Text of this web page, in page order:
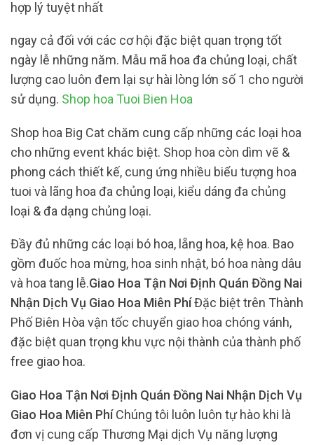
hợp lý tuyệt nhất
ngay cả đối với các cơ hội đặc biệt quan trọng tốt
ngày lễ những năm. Mẫu mã hoa đa chủng loại, chất
lượng cao luôn đem lại sự hài lòng lớn số 1 cho người
sử dụng. Shop hoa Tuoi Bien Hoa
Shop hoa Big Cat chăm cung cấp những các loại hoa
cho những event khác biệt. Shop hoa còn dìm vẽ &
phong cách thiết kế, cung ứng nhiều biểu tượng hoa
tuoi và lãng hoa đa chủng loại, kiểu dáng đa chủng
loại & đa dạng chủng loại.
Đầy đủ những các loại bó hoa, lẵng hoa, kệ hoa. Bao
gồm đuốc hoa mừng, hoa sinh nhật, bó hoa nàng dâu
và hoa tang lễ.Giao Hoa Tận Nơi Định Quán Đồng Nai
Nhận Dịch Vụ Giao Hoa Miên PhíĐặc biệt trên Thành
Phố Biên Hòa vận tốc chuyển giao hoa chóng vánh,
đặc biệt quan trọng khu vực nội thành của thành phố
free giao hoa.
Giao Hoa Tận Nơi Định Quán Đồng Nai Nhận Dịch Vụ
Giao Hoa Miên PhíChúng tôi luôn luôn tự hào khi là
đơn vị cung cấp Thương Mại dịch Vụ năng lượng